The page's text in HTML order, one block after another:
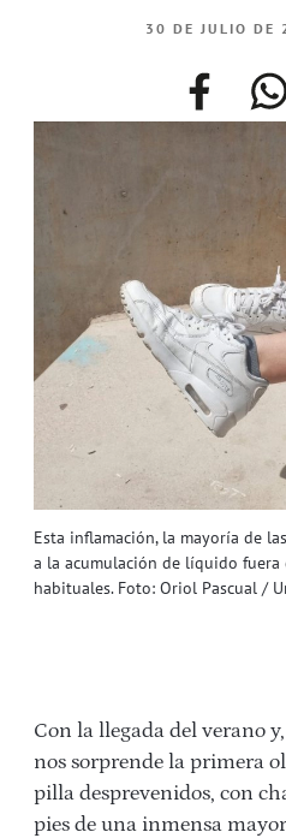
Esta inflamación, la mayoría de
a la acumulación de líquido fuera
habituales. Foto: Oriol Pascual /
30 DE JULIO
Con la llegada del verano
nos sorprende la primera
pilla desprevenidos, con
pies de una inmensa